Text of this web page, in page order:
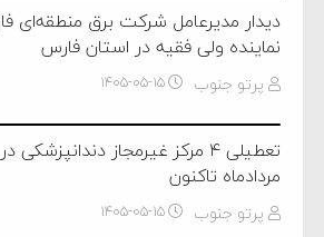
دیدار مدیرعامل شرکت برق منطقه‌ای
نماینده ولی فقیه در استان فارس
پرتو جنوب ۱۴۰۵-۰۵-۱۵
تعطیلی ۴ مرکز غیرمجاز
مردادماه تاکنون
پرتو جنوب ۱۴۰۵-۰۵-۱۵